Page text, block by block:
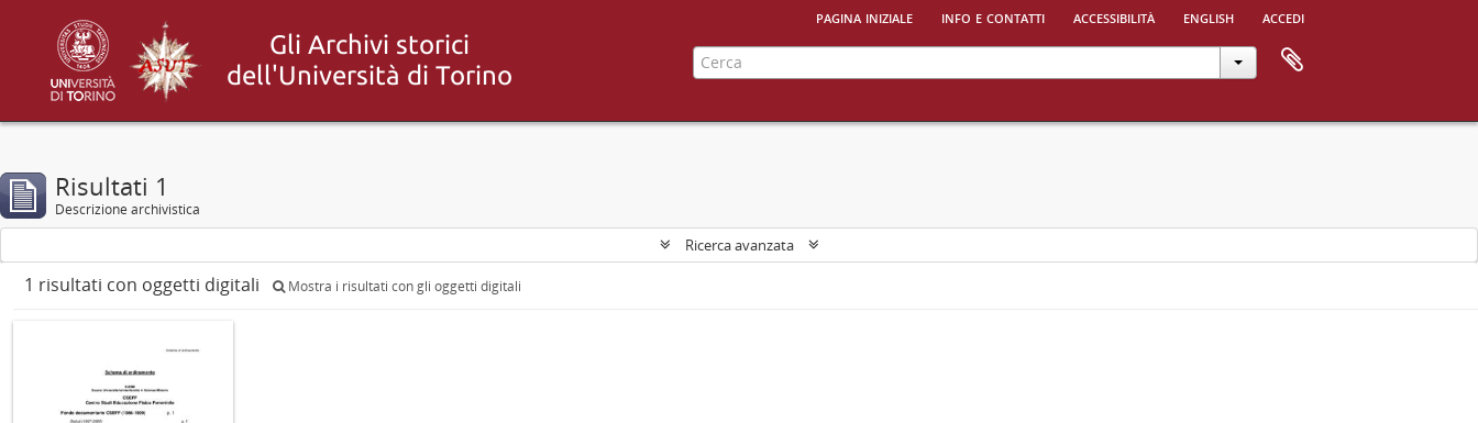
pagina iniziale info e contatti accessibilità english accedi
Risultati 1
Descrizione archivistica
Ricerca avanzata
1 risultati con oggetti digitali Mostra i risultati con gli oggetti digitali